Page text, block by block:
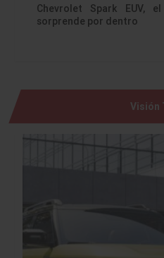
Chevrolet Spark EUV,
sorprende por dentro
Visión